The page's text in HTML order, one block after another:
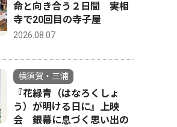
命と向き合う２日間 実相
寺で20回目の寺子屋
2026.08.07
横須賀・三浦
『花緑青（はなろくしょ
う）が明ける日に』上映
会 銀幕に息づく思い出の